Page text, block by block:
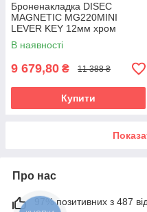
Броненакладка DISEC
MAGNETIC MG220MINI
LEVER KEY 12мм хром
матовий (Італія)
В наявності
9 679,80 ₴ 11 388 ₴
Купити
Про нас
97% позитивних з 487